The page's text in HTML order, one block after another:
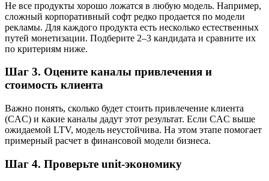
Не все продукты хорошо ложатся в любую модель. Например,
сложный корпоративный софт редко продается по модели
рекламы. Для каждого продукта есть несколько естественных
путей монетизации. Подберите 2–3 кандидата и сравните их
по критериям ниже.
Шаг 3. Оцените каналы привлечения и
стоимость клиента
Важно понять, сколько будет стоить привлечение клиента
(CAC) и какие каналы дадут этот результат. Если CAC выше
ожидаемой LTV, модель неустойчива. На этом этапе помогает
примерный расчет в финансовой модели бизнеса.
Шаг 4. Проверьте unit-экономику